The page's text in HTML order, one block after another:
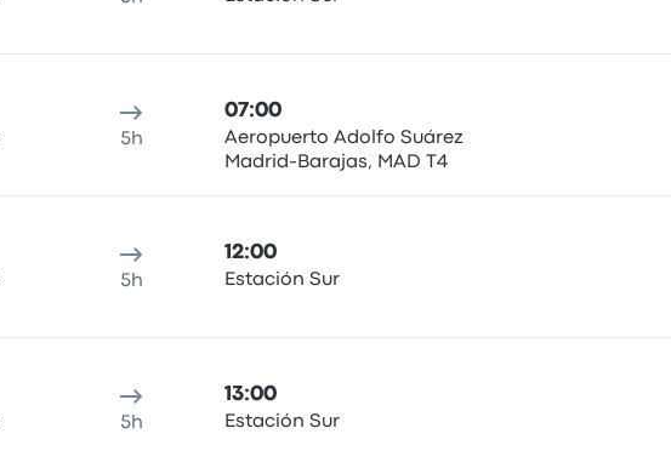
5h
07:00
Aeropuerto Adolfo Suárez
Madrid-Barajas, MAD T4
5h
12:00
Estación Sur
5h
13:00
Estación Sur